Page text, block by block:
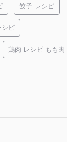
餃子 レシピ
シピ
鶏肉 レシピ もも肉